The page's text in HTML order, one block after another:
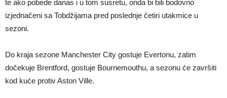
te ako pobede danas i u tom susretu, onda bi bili bodovno
izjednačeni sa Tobdžijama pred poslednje četiri utakmice u
sezoni.
Do kraja sezone Manchester City gostuje Evertonu, zatim
dočekuje Brentford, gostuje Bournemouthu, a sezonu će završiti
kod kuće protiv Aston Ville.